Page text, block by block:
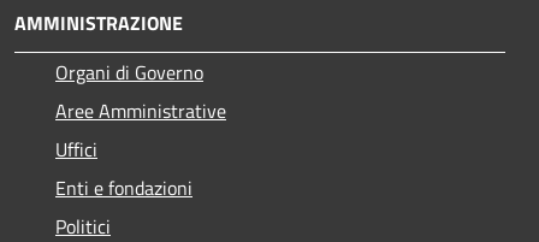
AMMINISTRAZIONE
Organi di Governo
Aree Amministrative
Uffici
Enti e fondazioni
Politici